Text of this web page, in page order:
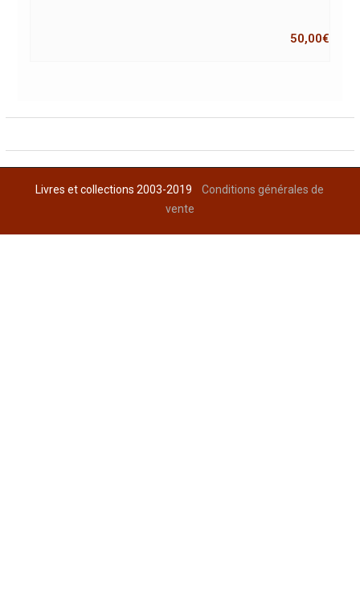
50,00€
Livres et collections 2003-2019Conditions générales de
vente